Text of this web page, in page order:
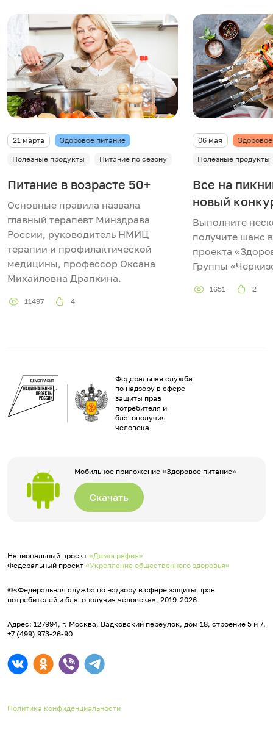
21 марта Здоровое питание
Полезные продукты Питание по сезону
Питание в возрасте 50+
Основные правила назвала
главный терапевт Минздрава
России, руководитель НМИЦ
терапии и профилактической
медицины, профессор Оксана
Михайловна Драпкина.
11497 4
06 мая
Полезные продукты
Все на
новый
Выполните
получите шанс
проекта
Группы
1651 2
Федеральная служба
по надзору в сфере
защиты прав
потребителя и
благополучия
человека
Мобильное приложение «Здоровое питание»
Скачать
Национальный проект «Демография»
Федеральный проект «Укрепление общественного здоровья»
©«Федеральная служба по надзору в сфере защиты прав
потребителей и благополучия человека», 2019-2026
Адрес: 127994, г. Москва, Вадковский переулок, дом 18, строение 5 и 7.
+7 (499) 973-26-90
Политика конфиденциальности